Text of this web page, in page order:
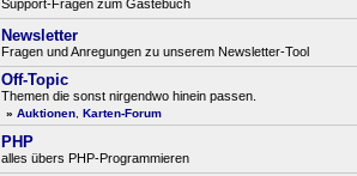
Support-Fragen zum Gästebuch
Newsletter
Fragen und Anregungen zu unserem Newsletter-Tool
Off-Topic
Themen die sonst nirgendwo hinein passen.
» Auktionen Karten-Forum
PHP
alles übers PHP-Programmieren